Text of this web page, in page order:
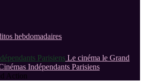
hebdomadaires
Le cinéma le Grand
Indépendants Parisiens
Action